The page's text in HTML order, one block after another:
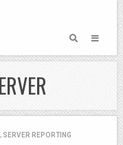
SERVER REPORTING